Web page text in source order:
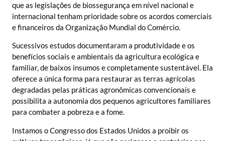
que as legislações de biossegurança em nível nacional e
internacional tenham prioridade sobre os acordos comerciais
e financeiros da Organização Mundial do Comércio.
Sucessivos estudos documentaram a produtividade e os
benefícios sociais e ambientais da agricultura ecológica e
familiar, de baixos insumos e completamente sustentável. Ela
oferece a única forma para restaurar as terras agrícolas
degradadas pelas práticas agronômicas convencionais e
possibilita a autonomia dos pequenos agricultores familiares
para combater a pobreza e a fome.
Instamos o Congresso dos Estados Unidos a proibir os